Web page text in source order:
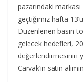
pazarındaki
geçtiğimiz hafta
Düzenlenen basın
gelecek hedefleri,
değerlendirmesinin
Carvak’ın satın